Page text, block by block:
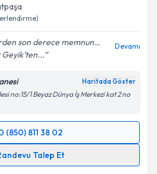
son derece memnun…
Devamı
Haritada Göster
no:15/1 Beyaz Dünya İş Merkezi kat 2 no
(850) 811 38 02
Talep Et
Talebi